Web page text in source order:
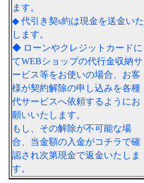
ます。
◆ 代引き契s約は現金を送金いた
します。
◆ ローンやクレジットカードに
てWEBショップの代行金収納サ
ービス等をお使いの場合、お客
様が契約解除の申し込みを各種
代サービスへ依頼するようにお
願いいたします。
もし、その解除が不可能な場
合、当金額の入金がコチラで確
認され次第現金で返金いたしま
す。